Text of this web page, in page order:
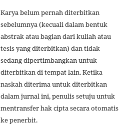
Karya belum pernah diterbitkan
sebelumnya (kecuali dalam bentuk
abstrak atau bagian dari kuliah atau
tesis yang diterbitkan) dan tidak
sedang dipertimbangkan untuk
diterbitkan di tempat lain. Ketika
naskah diterima untuk diterbitkan
dalam jurnal ini, penulis setuju untuk
mentransfer hak cipta secara otomatis
ke penerbit.